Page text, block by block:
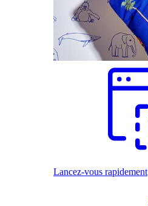
Lancez-vous rapidement